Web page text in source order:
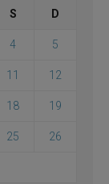
S D
4 5
11 12
18 19
25 26